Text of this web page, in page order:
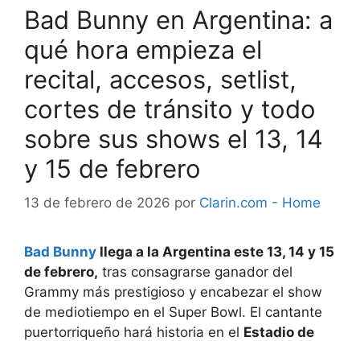
Bad Bunny en Argentina: a
qué hora empieza el
recital, accesos, setlist,
cortes de tránsito y todo
sobre sus shows el 13, 14
y 15 de febrero
13 de febrero de 2026 por Clarin.com - Home
Bad Bunny llega a la Argentina este 13, 14 y 15
de febrero, tras consagrarse ganador del
Grammy más prestigioso y encabezar el show
de mediotiempo en el Super Bowl. El cantante
puertorriqueño hará historia en el Estadio de